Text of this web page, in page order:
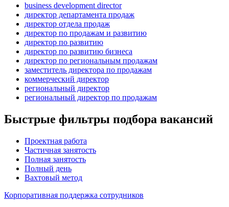
business development director
директор департамента продаж
директор отдела продаж
директор по продажам и развитию
директор по развитию
директор по развитию бизнеса
директор по региональным продажам
заместитель директора по продажам
коммерческий директор
региональный директор
региональный директор по продажам
Быстрые фильтры подбора вакансий
Проектная работа
Частичная занятость
Полная занятость
Полный день
Вахтовый метод
Корпоративная поддержка сотрудников